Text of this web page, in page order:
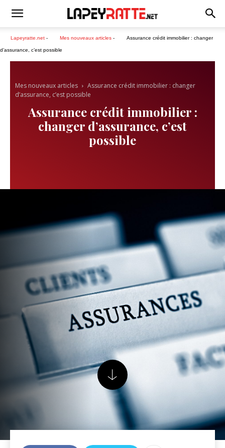
Lapeyratte.net - Mes nouveaux articles - Assurance crédit immobilier : changer
d’assurance, c’est possible
Mes nouveaux articles
Assurance crédit immobilier : changer
d’assurance, c’est possible
Assurance crédit immobilier :
changer d’assurance, c’est
possible